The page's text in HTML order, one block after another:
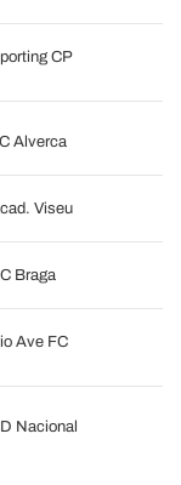
CP
Alverca
Viseu
Braga
Ave FC
Nacional